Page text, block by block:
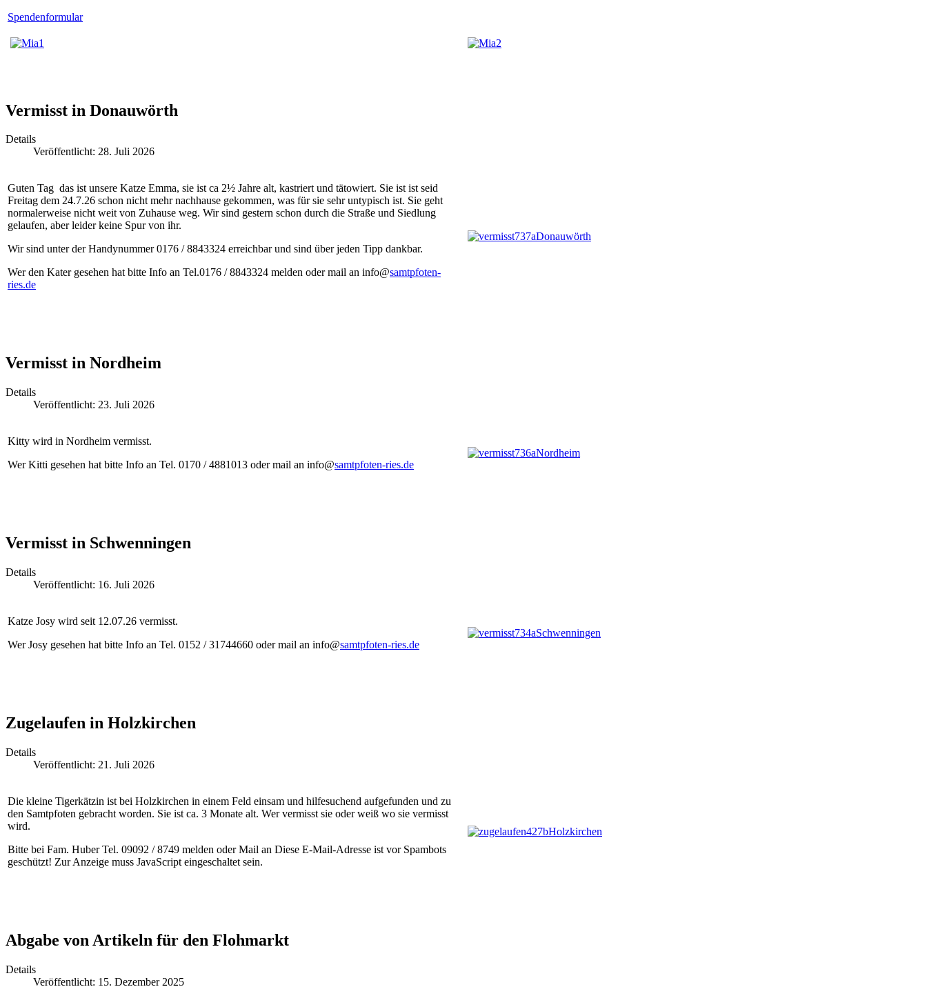
Spendenformular
Vermisst in Donauwörth
Details
Veröffentlicht: 28. Juli 2026
Guten Tag das ist unsere Katze Emma, sie ist ca 2½ Jahre alt, kastriert und tätowiert. Sie ist ist seid
Freitag dem 24.7.26 schon nicht mehr nachhause gekommen, was für sie sehr untypisch ist. Sie geht
normalerweise nicht weit von Zuhause weg. Wir sind gestern schon durch die Straße und Siedlung
gelaufen, aber leider keine Spur von ihr.
Wir sind unter der Handynummer 0176 / 8843324 erreichbar und sind über jeden Tipp dankbar.
Wer den Kater gesehen hat bitte Info an Tel.0176 / 8843324 melden oder mail an info@samtpfoten-
ries.de
Vermisst in Nordheim
Details
Veröffentlicht: 23. Juli 2026
Kitty wird in Nordheim vermisst.
Wer Kitti gesehen hat bitte Info an Tel. 0170 / 4881013 oder mail an info@samtpfoten-ries.de
Vermisst in Schwenningen
Details
Veröffentlicht: 16. Juli 2026
Katze Josy wird seit 12.07.26 vermisst.
Wer Josy gesehen hat bitte Info an Tel. 0152 / 31744660 oder mail an info@samtpfoten-ries.de
Zugelaufen in Holzkirchen
Details
Veröffentlicht: 21. Juli 2026
Die kleine Tigerkätzin ist bei Holzkirchen in einem Feld einsam und hilfesuchend aufgefunden und zu
den Samtpfoten gebracht worden. Sie ist ca. 3 Monate alt. Wer vermisst sie oder weiß wo sie vermisst
wird.
Bitte bei Fam. Huber Tel. 09092 / 8749 melden oder Mail an Diese E-Mail-Adresse ist vor Spambots
geschützt! Zur Anzeige muss JavaScript eingeschaltet sein.
Abgabe von Artikeln für den Flohmarkt
Details
Veröffentlicht: 15. Dezember 2025